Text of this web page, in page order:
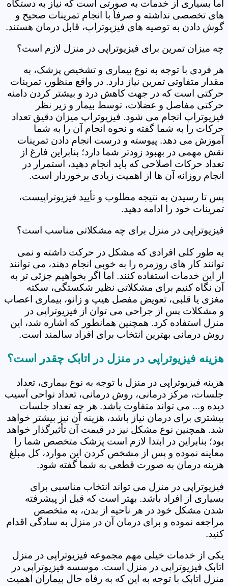
اما بسیاری از خدمات به صورتی است که نیاز به دستگاه
های تخصصی نداشته و صرفاً با انجام تمرینات صحیح و
گوش دادن به توصیه های فیزیوتراپ، قابل درمان هستند.
چه میزان تمرین برای فیزیوتراپی در منزل لازم است؟
هر فردی با توجه به نوع بیماری و تشخیص پزشک، به
مقدار متفاوتی تمرین نیاز دارد. در واقع منظور، تمرینات
حرکتی است که در جهت کاهش درد و بیشتر کردن دامنه
حرکتی مفاصل و عضلات، توسط بیمار و زیر نظر
فیزیوتراپ انجام می شود. فیزیوتراپ میزان دقیق تعداد
حرکات را به شما گفته و نحوه انجام آن را به شما
آموزش می دهد. پیوسته و درست انجام دادن تمرینات
نقش مهمی در بهبود زودتر شما دارد؛ بنابراین فارغ از
تعداد حرکات اصلاحی که باید انجام دهید، استمرار در
انجام روزانه آن ها از اهمیت زیادی برخوردار است.
پس تا رسیدن به نتیجه مطلوب و تأیید فیزیوتراپیست،
تمرینات خود را ادامه دهید.
فیزیوتراپی در منزل برای چه مشکلاتی مناسب است؟
به طور کلی افرادی که مشکل در حرکت داشته و نمی
توانند کار های روزمره را به خوبی انجام دهند، می توانند
از این خدمات استفاده کنند. اما اگر بخواهیم جزئی تر به
آن نگاه کنیم برای مشکلاتی نظیر شکستگی، سکته
مغزی یا قلبی، تعویض مفصل هیپ و زانو، بیماری اعصاب
و مشکلات پس از جراحی می توان از فیزیوتراپی در
منزل استفاده کرد. همچنین همانطور که اشاره شد، این
روش درمانی بهترین انتخاب برای افراد سالمند است.
هزینه فیزیوتراپی در منزل در اتابک چقدر است؟
هزینه فیزیوتراپی در منزل با توجه به نوع بیماری، تعداد
جلسات، مرکز درمانی، روش درمانی، تعداد نواحی آسیب
دیده و... می تواند متفاوت باشد. هر چه تعداد جلسات
بیشتری برای درمان نیاز باشد، هزینه آن نیز بیشتر خواهد
شد. همچنین نوع مشکل نیز در قیمت آن تأثیرگذار خواهد
بود؛ بنابراین در ابتدا لازم است پزشک متخصص شما را
معاینه نموده و پس از مشخص کردن این موارد، کل مبلغ
هزینه درمان به صورت قطعی به شما گفته شود.
فیزیوتراپی در منزل می تواند انتخاب مناسبی برای
بسیاری از افراد باشد. بهتر است که قبل از پیشرفته
شدن مشکل خود در هر ناحیه از بدن، به متخصص
مراجعه نموده و برای درمان آن در منزل به سادگی اقدام
کنید.
یکی از خدمات خیلی مهم مجموعه فیزیوتراپی در منزل
اتابک فیزیوتراپی در منزل است. موسسه فیزیوتراپی در
منزل اتابک با توجه به این که به رفاه حال بیماران اهمیت